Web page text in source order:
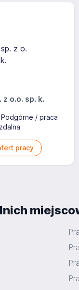
z o.o. sp. k.
/ praca
zdalna
pracy